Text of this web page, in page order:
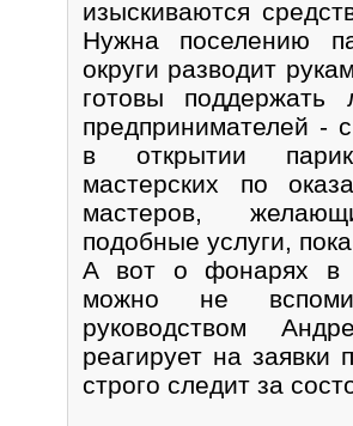
изыскиваются
Нужна поселению
округи разводит
готовы поддержать
предпринимателей -
в открытии
мастерских по
мастеров,
подобные услуги,
А вот о фонарях в
можно не
руководством
реагирует на
строго следит за